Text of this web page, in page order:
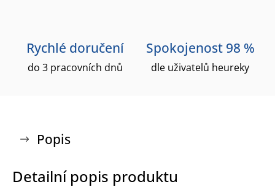
Rychlé doručení
do 3 pracovních dnů
Spokojenost 98 %
dle uživatelů heureky
Popis
Detailní popis produktu